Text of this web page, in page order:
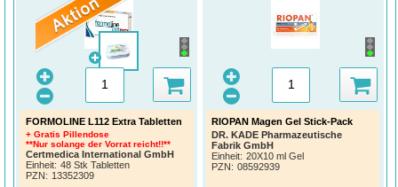
Einfache Anwendung
2x täglich 2 Tabletten formoline L112 zu den beiden Mahlzeiten mit dem höchsten
Fettgehalt einnehmen.
Zur Gewichtskontrolle kann die Dosis auf 2 Tabletten täglich reduziert werden.
Die Tabletten unzerkaut zusammen mit reichlich kalorienarmer Flüssigkeit (mind.
250 ml) einnehmen, um den Transport in den Magen zu gewährleisten.
FORMOLINE L112 Extra Tabletten
+ Gratis Pillendose
**Nur solange der Vorrat reicht!!**
Certmedica International GmbH
Einheit: 48 Stk Tabletten
PZN: 13352309
RIOPAN Magen Gel Stick-Pack
DR. KADE Pharmazeutische
Fabrik GmbH
Einheit: 20X10 ml Gel
PZN: 08592939